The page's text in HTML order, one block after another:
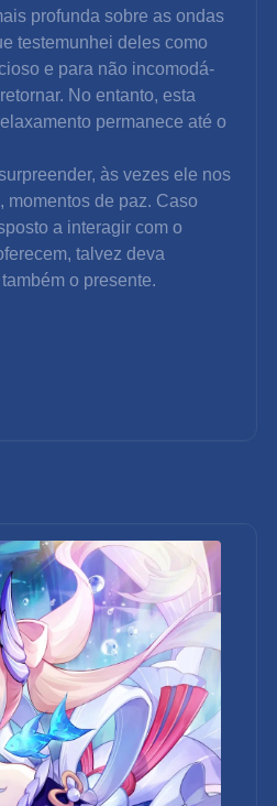
profunda sobre as ondas
testemunhei deles como
e para não incomodá-
No entanto, esta
permanece até o
às vezes ele nos
momentos de paz. Caso
a interagir com o
talvez deva
o presente.